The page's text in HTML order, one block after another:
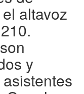
altavoz
y